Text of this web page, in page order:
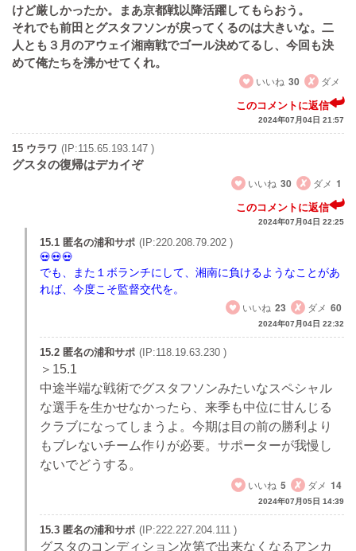
けど厳しかったか。まあ京都戦以降活躍してもらおう。
それでも前田とグスタフソンが戻ってくるのは大きいな。二
人とも３月のアウェイ湘南戦でゴール決めてるし、今回も決
めて俺たちを沸かせてくれ。
いいね 30 ダメ
このコメントに返信
2024年07月04日 21:57
15 ウラワ (IP:115.65.193.147 )
グスタの復帰はデカイぞ
いいね 30 ダメ 1
このコメントに返信
2024年07月04日 22:25
15.1 匿名の浦和サポ (IP:220.208.79.202 )
でも、また１ボランチにして、湘南に負けるようなことがあ
れば、今度こそ監督交代を。
いいね 23 ダメ 60
2024年07月04日 22:32
15.2 匿名の浦和サポ (IP:118.19.63.230 )
＞15.1
中途半端な戦術でグスタフソンみたいなスペシャル
な選手を生かせなかったら、来季も中位に甘んじる
クラブになってしまうよ。今期は目の前の勝利より
もブレないチーム作りが必要。サポーターが我慢し
ないでどうする。
いいね 5 ダメ 14
2024年07月05日 14:39
15.3 匿名の浦和サポ (IP:222.227.204.111 )
グスタのコンディション次第で出来なくなるアンカ